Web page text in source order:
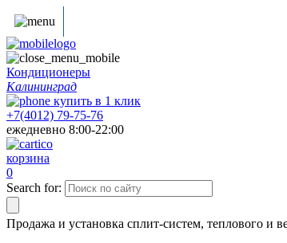
Кондиционеры
Калининград
купить в 1 клик
+7(4012) 79-75-76
ежедневно 8:00-22:00
корзина
0
Search for:
Продажа и установка сплит-систем, теплового и